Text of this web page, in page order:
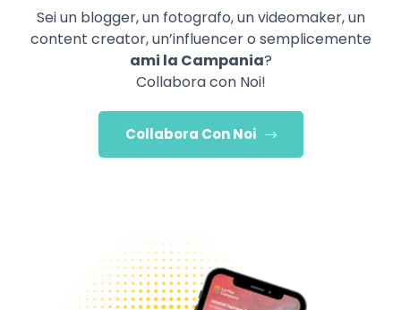
Sei un blogger, un fotografo, un videomaker, un
content creator, un’influencer o semplicemente
ami la Campania?
Collabora con Noi!
Collabora Con Noi